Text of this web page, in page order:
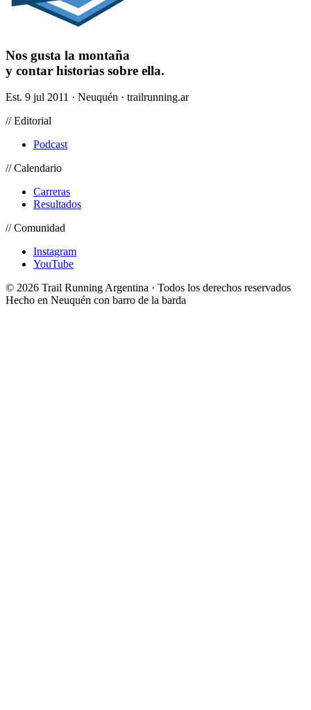
Nos gusta la montaña
y contar historias sobre ella.
Est. 9 jul 2011 · Neuquén · trailrunning.ar
// Editorial
Podcast
// Calendario
Carreras
Resultados
// Comunidad
Instagram
YouTube
© 2026 Trail Running Argentina · Todos los derechos reservados
Hecho en Neuquén con barro de la barda